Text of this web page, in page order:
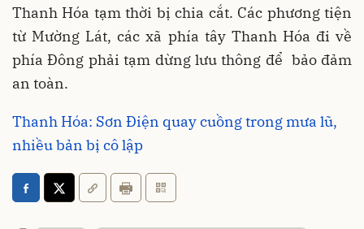
Thanh Hóa tạm thời bị chia cắt. Các phương tiện
từ Mường Lát, các xã phía tây Thanh Hóa đi về
phía Đông phải tạm dừng lưu thông để bảo đảm
an toàn.
Thanh Hóa: Sơn Điện quay cuồng trong mưa lũ,
nhiều bản bị cô lập